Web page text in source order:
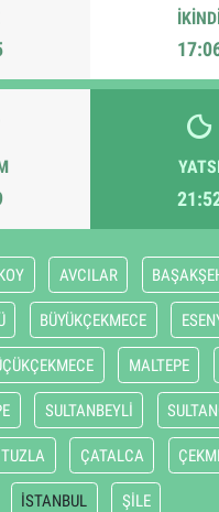
AVCILAR
BÜYÜKÇEKMECE
MALTEPE
SULTANBEYLİ
TUZLA ÇATALCA
İSTANBUL ŞİLE